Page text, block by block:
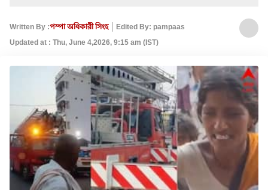
Written By :পম্পা অধিকারী সিংহ
Edited By: pampaas
Updated at : Thu, June 4,2026, 9:15 am (IST)